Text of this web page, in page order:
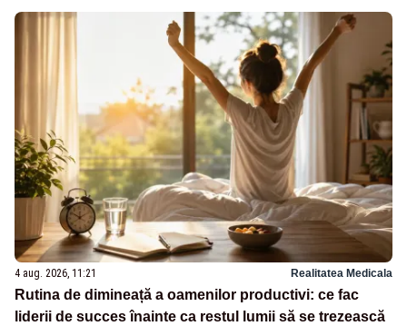
4 aug. 2026, 11:21 Realitatea Medicala
Rutina de dimineață a oamenilor productivi: ce fac
liderii de succes înainte ca restul lumii să se trezească